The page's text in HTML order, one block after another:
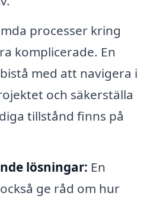
processer kring
komplicerade. En
med att navigera i
och säkerställa
tillstånd finns på
lösningar: En
ge råd om hur